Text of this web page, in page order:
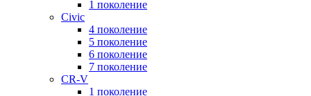
1 поколение
Civic
4 поколение
5 поколение
6 поколение
7 поколение
CR-V
1 поколение